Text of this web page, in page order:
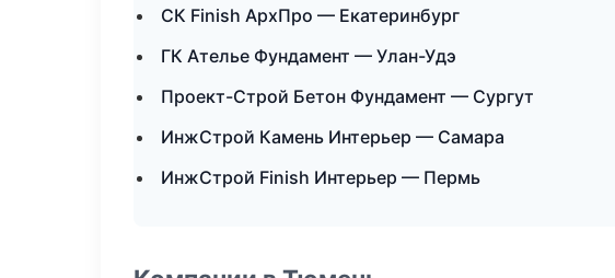
СК Finish АрхПро — Екатеринбург
ГК Ателье Фундамент — Улан-Удэ
Проект-Строй Бетон Фундамент — Сургут
ИнжСтрой Камень Интерьер — Самара
ИнжСтрой Finish Интерьер — Пермь